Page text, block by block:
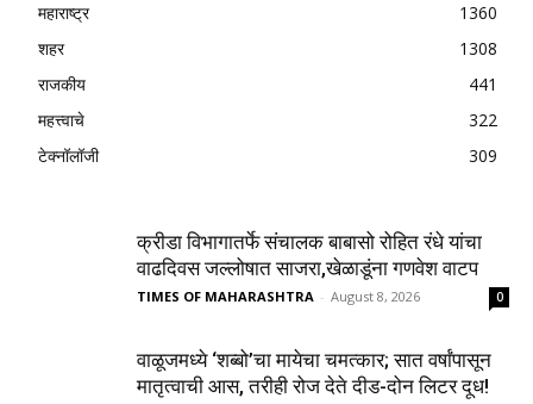
महाराष्ट्र
1360
शहर
1308
राजकीय
441
महत्त्वाचे
322
टेक्नॉलॉजी
309
क्रीडा विभागातर्फे संचालक बाबासो रोहित रंधे यांचा
वाढदिवस जल्लोषात साजरा,खेळाडूंना गणवेश वाटप
TIMES OF MAHARASHTRA - August 8, 2026 0
वाळूजमध्ये ‘शब्बो’चा मायेचा चमत्कार; सात वर्षांपासून
मातृत्वाची आस, तरीही रोज देते दीड-दोन लिटर दूध!